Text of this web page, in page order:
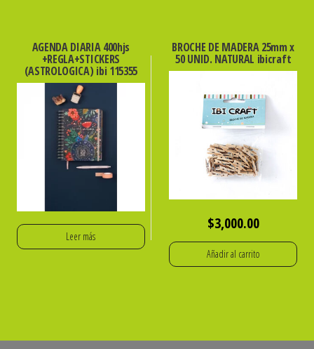
AGENDA DIARIA 400hjs
+REGLA+STICKERS
(ASTROLOGICA) ibi 115355
Leer más
BROCHE DE MADERA 25mm x
50 UNID. NATURAL ibicraft
$3,000.00
Añadir al carrito